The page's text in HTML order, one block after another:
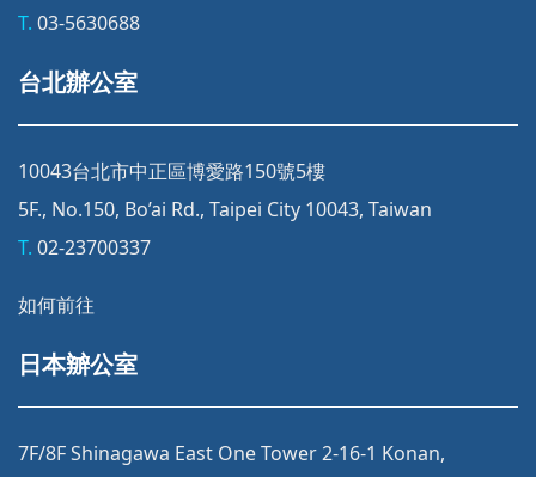
T. 03-5630688
台北辦公室
10043台北市中正區博愛路150號5樓
5F., No.150, Bo’ai Rd., Taipei City 10043, Taiwan
T. 02-23700337
如何前往
日本辧公室
7F/8F Shinagawa East One Tower 2-16-1 Konan,